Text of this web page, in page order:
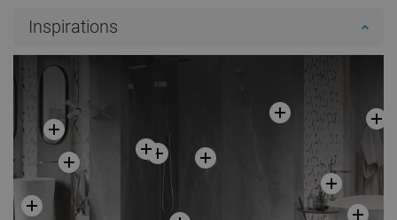
Inspirations